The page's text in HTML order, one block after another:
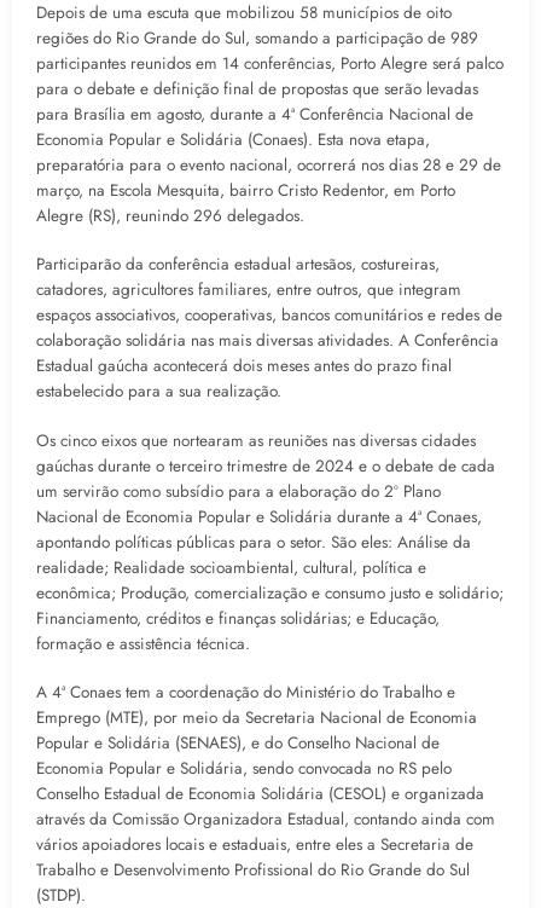
Depois de uma escuta que mobilizou 58 municípios de oito
regiões do Rio Grande do Sul, somando a participação de 989
participantes reunidos em 14 conferências, Porto Alegre será palco
para o debate e definição final de propostas que serão levadas
para Brasília em agosto, durante a 4ª Conferência Nacional de
Economia Popular e Solidária (Conaes). Esta nova etapa,
preparatória para o evento nacional, ocorrerá nos dias 28 e 29 de
março, na Escola Mesquita, bairro Cristo Redentor, em Porto
Alegre (RS), reunindo 296 delegados.
Participarão da conferência estadual artesãos, costureiras,
catadores, agricultores familiares, entre outros, que integram
espaços associativos, cooperativas, bancos comunitários e redes de
colaboração solidária nas mais diversas atividades. A Conferência
Estadual gaúcha acontecerá dois meses antes do prazo final
estabelecido para a sua realização.
Os cinco eixos que nortearam as reuniões nas diversas cidades
gaúchas durante o terceiro trimestre de 2024 e o debate de cada
um servirão como subsídio para a elaboração do 2º Plano
Nacional de Economia Popular e Solidária durante a 4ª Conaes,
apontando políticas públicas para o setor. São eles: Análise da
realidade; Realidade socioambiental, cultural, política e
econômica; Produção, comercialização e consumo justo e solidário;
Financiamento, créditos e finanças solidárias; e Educação,
formação e assistência técnica.
A 4ª Conaes tem a coordenação do Ministério do Trabalho e
Emprego (MTE), por meio da Secretaria Nacional de Economia
Popular e Solidária (SENAES), e do Conselho Nacional de
Economia Popular e Solidária, sendo convocada no RS pelo
Conselho Estadual de Economia Solidária (CESOL) e organizada
através da Comissão Organizadora Estadual, contando ainda com
vários apoiadores locais e estaduais, entre eles a Secretaria de
Trabalho e Desenvolvimento Profissional do Rio Grande do Sul
(STDP).